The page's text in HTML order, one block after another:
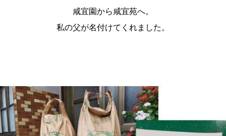
咸宜園から咸宜苑へ。
私の父が名付けてくれました。